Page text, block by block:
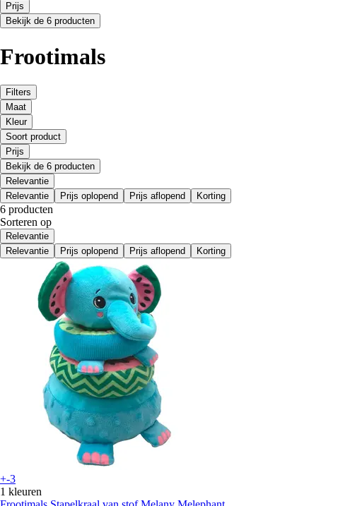
Prijs
Bekijk de 6 producten
Frootimals
Filters
Maat
Kleur
Soort product
Prijs
Bekijk de 6 producten
Relevantie
Relevantie
Prijs oplopend Prijs aflopend Korting
6 producten
Sorteren op
Relevantie
Relevantie
Prijs oplopend Prijs aflopend Korting
+-3
1 kleuren